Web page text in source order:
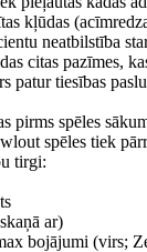
kļūdas
neatbilstība
citas pazīmes,
patur tiesības
pirms spēles
spēles tiek
tirgi:
ar)
bojājumi (virs;